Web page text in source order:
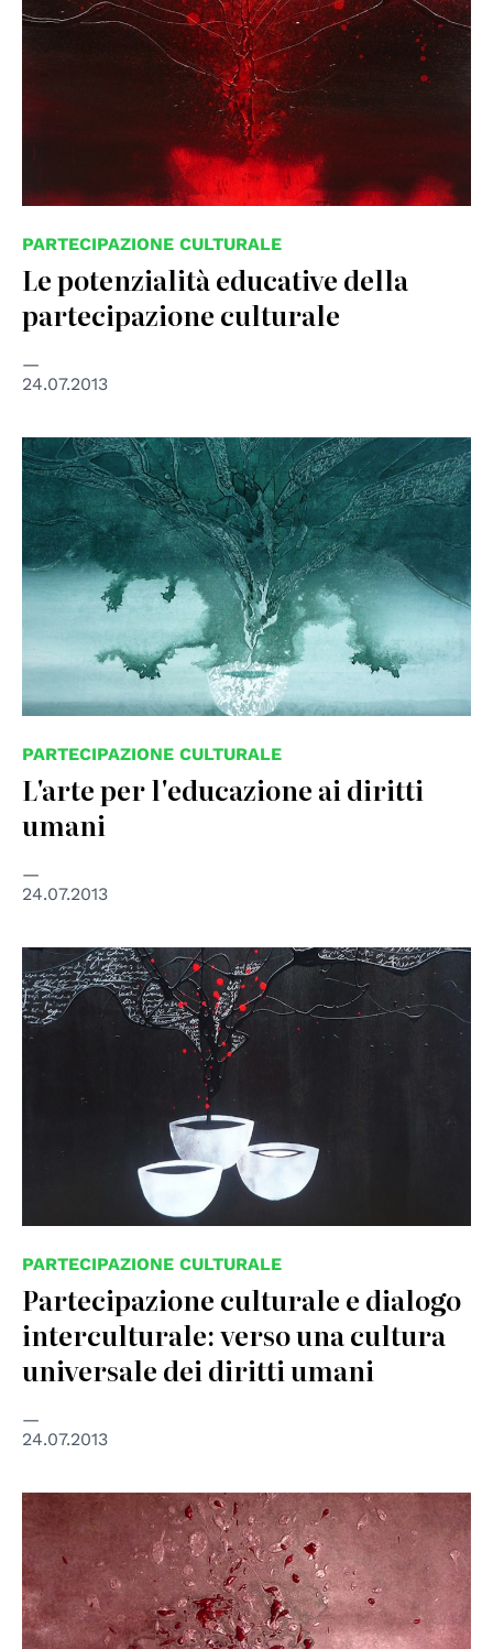
PARTECIPAZIONE CULTURALE
Le potenzialità educative della
partecipazione culturale
24.07.2013
© Anna Piratti
PARTECIPAZIONE CULTURALE
L'arte per l'educazione ai diritti
umani
24.07.2013
© Anna Piratti
PARTECIPAZIONE CULTURALE
Partecipazione culturale e dialogo
interculturale: verso una cultura
universale dei diritti umani
24.07.2013
© Anna Piratti